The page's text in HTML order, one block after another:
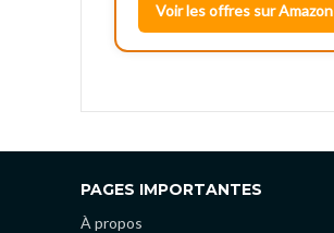
Voir les offres sur Amazon
PAGES IMPORTANTES
À propos